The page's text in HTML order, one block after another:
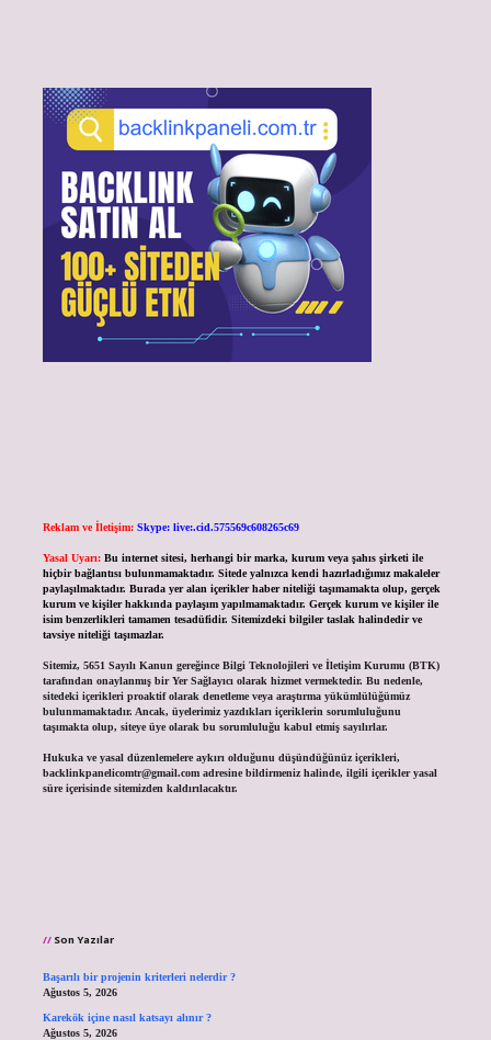
Reklam ve İletişim: Skype: live:.cid.575569c608265c69
Yasal Uyarı: Bu internet sitesi, herhangi bir marka, kurum veya şahıs şirketi ile
hiçbir bağlantısı bulunmamaktadır. Sitede yalnızca kendi hazırladığımız makaleler
paylaşılmaktadır. Burada yer alan içerikler haber niteliği taşımamakta olup, gerçek
kurum ve kişiler hakkında paylaşım yapılmamaktadır. Gerçek kurum ve kişiler ile
isim benzerlikleri tamamen tesadüfidir. Sitemizdeki bilgiler taslak halindedir ve
tavsiye niteliği taşımazlar.
Sitemiz, 5651 Sayılı Kanun gereğince Bilgi Teknolojileri ve İletişim Kurumu (BTK)
tarafından onaylanmış bir Yer Sağlayıcı olarak hizmet vermektedir. Bu nedenle,
sitedeki içerikleri proaktif olarak denetleme veya araştırma yükümlülüğümüz
bulunmamaktadır. Ancak, üyelerimiz yazdıkları içeriklerin sorumluluğunu
taşımakta olup, siteye üye olarak bu sorumluluğu kabul etmiş sayılırlar.
Hukuka ve yasal düzenlemelere aykırı olduğunu düşündüğünüz içerikleri,
backlinkpanelicomtr@gmail.comadresine bildirmeniz halinde, ilgili içerikler yasal
süre içerisinde sitemizden kaldırılacaktır.
Son Yazılar
Başarılı bir projenin kriterleri nelerdir ?
Ağustos 5, 2026
Karekök içine nasıl katsayı alınır ?
Ağustos 5, 2026